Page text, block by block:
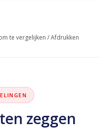
te vergelijken /Afdrukken
zeggen